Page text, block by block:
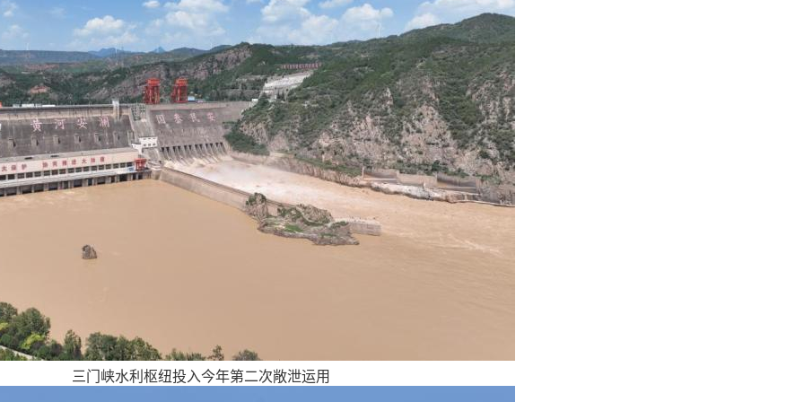
三门峡水利枢纽投入今年第二次敞泄运用